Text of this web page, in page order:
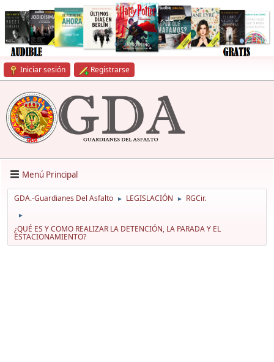
Iniciar sesión Registrarse
Menú Principal
GDA.-Guardianes Del Asfalto ► LEGISLACIÓN ► RGCir.
►
¿QUÉ ES Y COMO REALIZAR LA DETENCIÓN, LA PARADA Y EL
ESTACIONAMIENTO?